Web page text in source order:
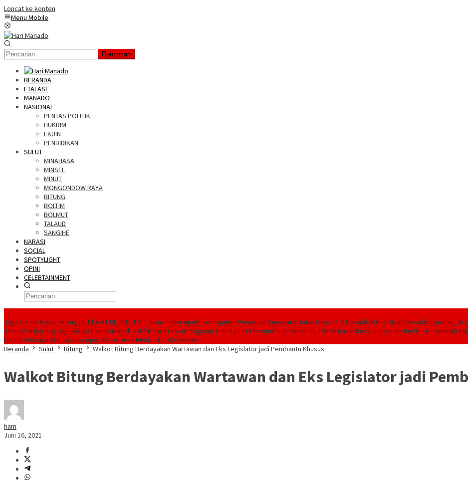
Loncat ke konten
Menu Mobile
Pencarian
BERANDA
ETALASE
MANADO
NASIONAL
PENTAS POLITIK
HUKRIM
EKUIN
PENDIDIKAN
SULUT
MINAHASA
MINSEL
MINUT
MONGONDOW RAYA
BITUNG
BOLTIM
BOLMUT
TALAUD
SANGIHE
NARASI
SOCIAL
SPOTYLIGHT
OPINI
CELEBTAINMENT
Jaga Listrik Andal Jelang HUT ke-81 RI, PLN UP3 Tahuna Gelar Apel dan Inspeksi Peralatan Kepulauan Nusa Utara PLN Manado Minta Maaf Pemadaman Bergilir
81 RI, PLN Dorong Digitalisasi Pendidikan di SMPN1 Palu Lewat Program TJSLKado PLN untuk HUT ke- 81 RI, 100 % Rasio Desa Gorontalo Berlistrik, Setelah
Listrik Perdana di Pulau Dudepo, Rasio Desa Berlistrik 100 Persen
Beranda
Sulut Bitung Walkot Bitung Berdayakan Wartawan dan Eks Legislator jadi Pembantu Khusus
Walkot Bitung Berdayakan Wartawan dan Eks Legislator jadi
ham
Juni 16, 2021